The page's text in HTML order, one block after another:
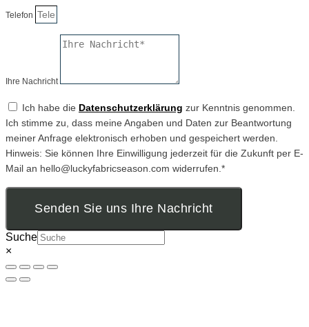
Telefon
Ihre Nachricht
Ich habe die Datenschutzerklärung zur Kenntnis genommen.
Ich stimme zu, dass meine Angaben und Daten zur Beantwortung
meiner Anfrage elektronisch erhoben und gespeichert werden.
Hinweis: Sie können Ihre Einwilligung jederzeit für die Zukunft per E-
Mail an hello@luckyfabricseason.com widerrufen.*
Senden Sie uns Ihre Nachricht
Suche
×